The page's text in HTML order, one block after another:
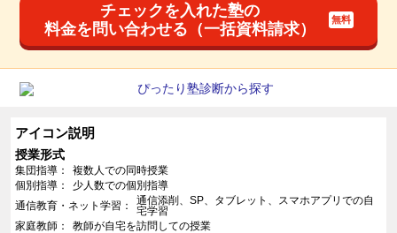
チェックを入れた塾の
料金を問い合わせる（一括資料請求）
アイコン説明
授業形式
集団指導
複数人での同時授業
個別指導
少人数での個別指導
通信教育・ネット学習
通信添削、SP、タブレット、スマホアプリでの自
宅学習
家庭教師
教師が自宅を訪問しての授業